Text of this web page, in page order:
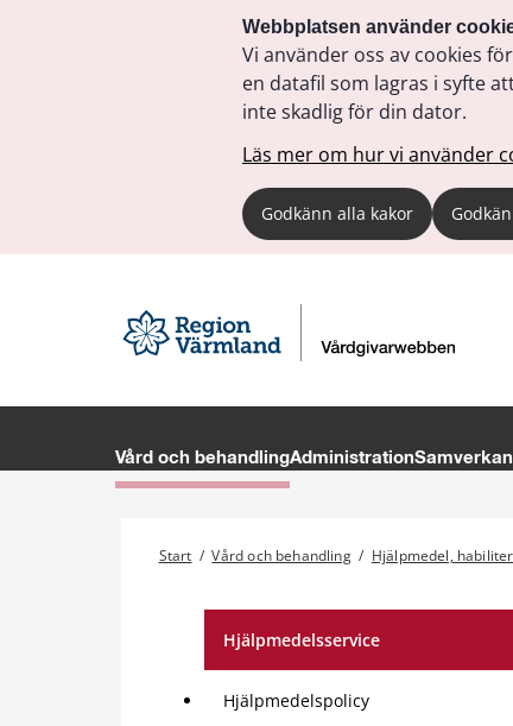
Webbplatsen använder
Vi använder oss av cookies
en datafil som lagras i syfte
inte skadlig för din dator.
Läs mer om hur vi använder
Godkänn alla kakor
Vård och behandlingAdministration
Start / Vård och behandling / Hjälpmedel,
Hjälpmedelsservice
Hjälpmedelspolicy